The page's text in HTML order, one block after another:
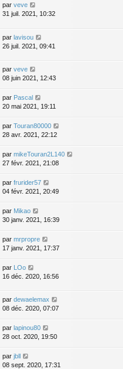
par veve
31 juil. 2021, 10:32
par lavisou
26 juil. 2021, 09:41
par veve
08 juin 2021, 12:43
par Pascal
20 mai 2021, 19:11
par Touran80000
28 avr. 2021, 22:12
par mikeTouran2L140
27 févr. 2021, 21:08
par frurider57
04 févr. 2021, 20:49
par Mikao
30 janv. 2021, 16:39
par mrpropre
17 janv. 2021, 17:37
par LOo
16 déc. 2020, 16:56
par dewaelemax
08 déc. 2020, 07:07
par lapinou80
28 oct. 2020, 19:50
par jbll
08 sept. 2020, 17:31